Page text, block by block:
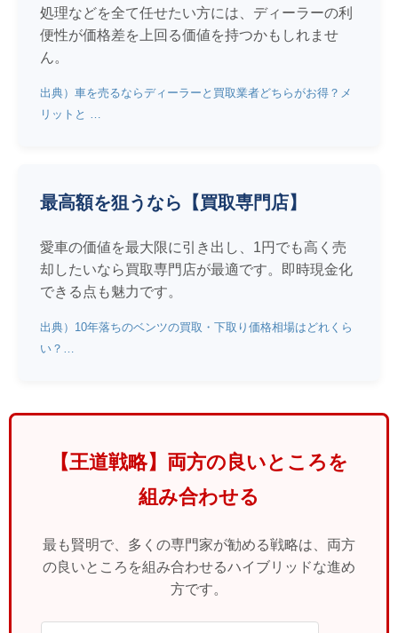
処理などを全て任せたい方には、ディーラーの利
便性が価格差を上回る価値を持つかもしれませ
ん。
出典）車を売るならディーラーと買取業者どちらがお得？メ
リットと …
最高額を狙うなら【買取専門店】
愛車の価値を最大限に引き出し、1円でも高く売
却したいなら買取専門店が最適です。即時現金化
できる点も魅力です。
出典）10年落ちのベンツの買取・下取り価格相場はどれくら
い？…
【王道戦略】両方の良いところを
組み合わせる
最も賢明で、多くの専門家が勧める戦略は、両方
の良いところを組み合わせるハイブリッドな進め
方です。